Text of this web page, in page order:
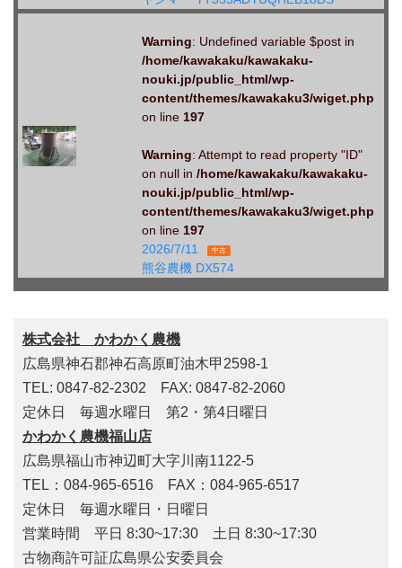
Warning: Undefined variable $post in
/home/kawakaku/kawakaku-
nouki.jp/public_html/wp-
content/themes/kawakaku3/wiget.php
on line 197
Warning: Attempt to read property "ID"
on null in /home/kawakaku/kawakaku-
nouki.jp/public_html/wp-
content/themes/kawakaku3/wiget.php
on line 197
2026/7/11
中古
熊谷農機 DX574
株式会社 かわかく農機
広島県神石郡神石高原町油木甲2598-1
TEL: 0847-82-2302 FAX: 0847-82-2060
定休日 毎週水曜日 第2・第4日曜日
かわかく農機福山店
広島県福山市神辺町大字川南1122-5
TEL：084-965-6516 FAX：084-965-6517
定休日 毎週水曜日・日曜日
営業時間 平日 8:30~17:30 土日 8:30~17:30
古物商許可証広島県公安委員会